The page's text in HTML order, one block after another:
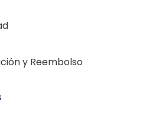
y Reembolso